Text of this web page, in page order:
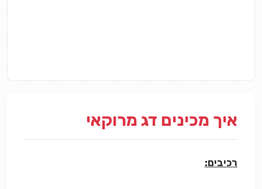
איך מכינים דג מרוקאי
רכיבים: